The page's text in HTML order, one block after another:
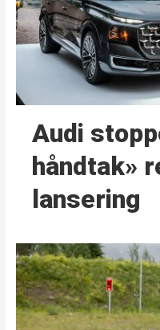
Audi
håndtak»
lansering